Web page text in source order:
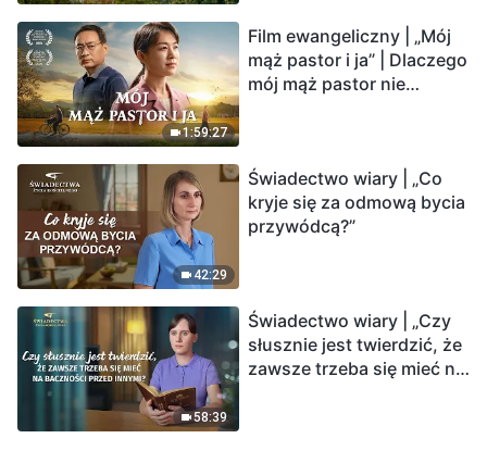
1:59:27
Film ewangeliczny | „Mój
mąż pastor i ja” | Dlaczego
mój mąż pastor nie
42:29
Świadectwo wiary | „Co
kryje się za odmową bycia
przywódcą?”
58:39
Świadectwo wiary | „Czy
słusznie jest twierdzić, że
zawsze trzeba się mieć na